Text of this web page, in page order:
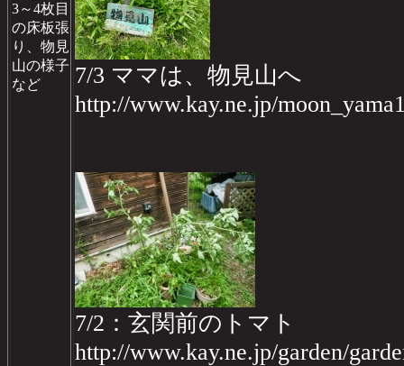
3～4枚目
の床板張
り、物見
山の様子
など
7/3 ママは、物見山へ
http://www.kay.ne.jp/
7/2：玄関前のトマト
http://www.kay.ne.jp/garden/